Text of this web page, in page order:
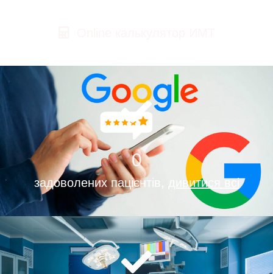
0
задоволених пацієнтів, дивитися всі